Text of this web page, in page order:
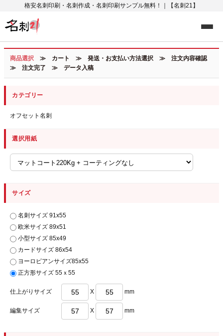
格安名刺印刷・名刺作成・名刺印刷サンプル無料！｜【名刺21】
商品選択 ≫ カート ≫ 発送・お支払い方法選択 ≫ 注文内容確認
≫ 注文完了 ≫ データ入稿
カテゴリー
オフセット名刺
選択用紙
サイズ
名刺サイズ 91x55
欧米サイズ 89x51
小型サイズ 85x49
カードサイズ 86x54
ヨーロピアンサイズ85x55
正方形サイズ 55ｘ55
仕上がりサイズ X mm
編集サイズ X mm